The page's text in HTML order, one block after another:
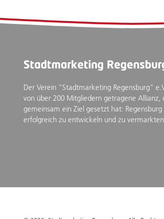
Stadtmarketing
Der Verein "Stadtmarketing Regensburg"
von über 200 Mitgliedern getragene Allianz,
gemeinsam ein Ziel gesetzt hat: Regensburg
erfolgreich zu entwickeln und zu